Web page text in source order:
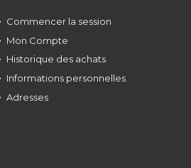
Commencer la session
Mon Compte
Historique des achats
Informations personnelles
Adresses